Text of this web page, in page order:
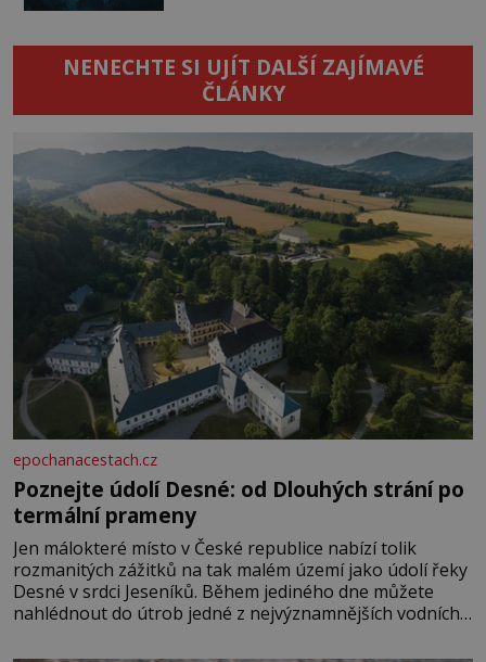
NENECHTE SI UJÍT DALŠÍ ZAJÍMAVÉ
ČLÁNKY
epochanacestach.cz
Poznejte údolí Desné: od Dlouhých strání po
termální prameny
Jen málokteré místo v České republice nabízí tolik
rozmanitých zážitků na tak malém území jako údolí řeky
Desné v srdci Jeseníků. Během jediného dne můžete
nahlédnout do útrob jedné z nejvýznamnějších vodních
se na koloběžce a den zakončit poznáváním památek ve